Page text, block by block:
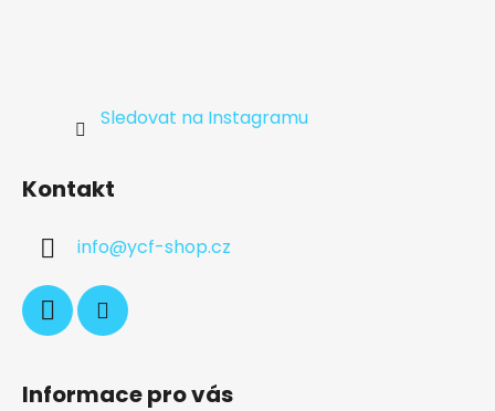
Sledovat na Instagramu
Kontakt
info@ycf-shop.cz
Informace pro vás